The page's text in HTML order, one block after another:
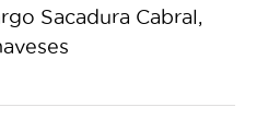
Sacadura Cabral,